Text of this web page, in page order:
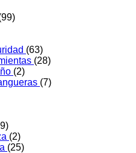
(63)
(28)
(2)
(7)
(2)
(25)